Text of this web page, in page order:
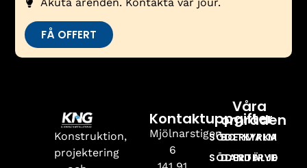
FÅ OFFERT
Konstruktion,
projektering
Kontaktuppgifter
Mjölnarstigen
6
Våra
områden
BOTKYRKA
DANDERYD
SÖDERMALM
SÖDERTÄLJE